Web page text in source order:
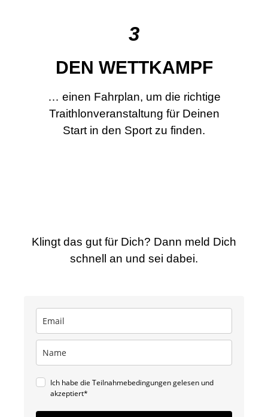
3
DEN WETTKAMPF
… einen Fahrplan, um die richtige
Traithlonveranstaltung für Deinen
Start in den Sport zu finden.
Klingt das gut für Dich? Dann meld Dich
schnell an und sei dabei.
Ich habe die Teilnahmebedingungen gelesen und
akzeptiert*